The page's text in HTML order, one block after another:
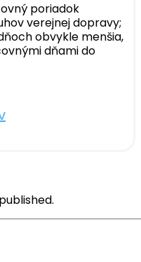
poriadok
verejnej dopravy;
obvykle menšia,
dňami do